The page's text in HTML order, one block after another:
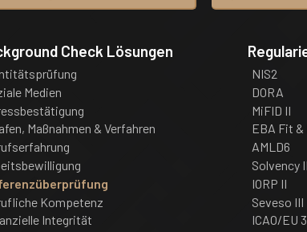
Check Lösungen
Medien
Maßnahmen & Verfahren
Kompetenz
Integrität
NIS2
DORA
MiFID II
EBA Fit
AMLD6
Solvency II
IORP II
Seveso III
ICAO/EU